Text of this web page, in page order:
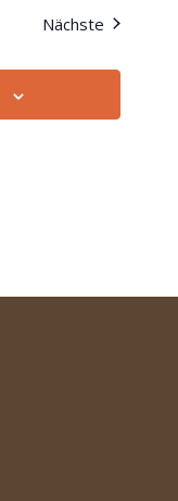
Nächste